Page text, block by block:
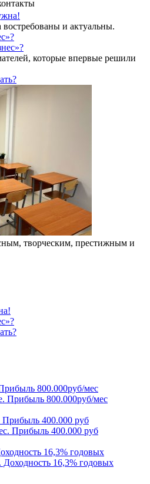
востребованы и актуальны.
которые впервые решили
творческим, престижным и
800.000руб/мес
400.000 руб
16,3% годовых